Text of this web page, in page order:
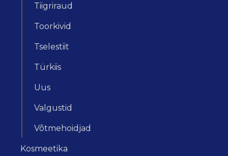
Tiigriraud
Toorkivid
Tselestiit
Türkiis
Uus
Valgustid
Võtmehoidjad
Kosmeetika